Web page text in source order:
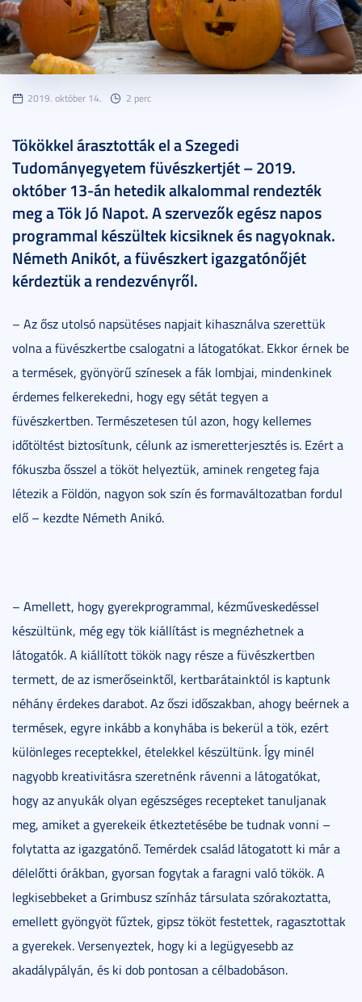
2019. október 14. 2 perc
Tökökkel árasztották el a Szegedi
Tudományegyetem füvészkertjét – 2019.
október 13-án hetedik alkalommal rendezték
meg a Tök Jó Napot. A szervezők egész napos
programmal készültek kicsiknek és nagyoknak.
Németh Anikót, a füvészkert igazgatónőjét
kérdeztük a rendezvényről.
– Az ősz utolsó napsütéses napjait kihasználva szerettük
volna a füvészkertbe csalogatni a látogatókat. Ekkor érnek be
a termések, gyönyörű színesek a fák lombjai, mindenkinek
érdemes felkerekedni, hogy egy sétát tegyen a
füvészkertben. Természetesen túl azon, hogy kellemes
időtöltést biztosítunk, célunk az ismeretterjesztés is. Ezért a
fókuszba ősszel a tököt helyeztük, aminek rengeteg faja
létezik a Földön, nagyon sok szín és formaváltozatban fordul
elő – kezdte Németh Anikó.
– Amellett, hogy gyerekprogrammal, kézműveskedéssel
készültünk, még egy tök kiállítást is megnézhetnek a
látogatók. A kiállított tökök nagy része a füvészkertben
termett, de az ismerőseinktől, kertbarátainktól is kaptunk
néhány érdekes darabot. Az őszi időszakban, ahogy beérnek a
termések, egyre inkább a konyhába is bekerül a tök, ezért
különleges receptekkel, ételekkel készültünk. Így minél
nagyobb kreativitásra szeretnénk rávenni a látogatókat,
hogy az anyukák olyan egészséges recepteket tanuljanak
meg, amiket a gyerekeik étkeztetésébe be tudnak vonni –
folytatta az igazgatónő. Temérdek család látogatott ki már a
délelőtti órákban, gyorsan fogytak a faragni való tökök. A
legkisebbeket a Grimbusz színház társulata szórakoztatta,
emellett gyöngyöt fűztek, gipsz tököt festettek, ragasztottak
a gyerekek. Versenyeztek, hogy ki a legügyesebb az
akadálypályán, és ki dob pontosan a célbadobáson.